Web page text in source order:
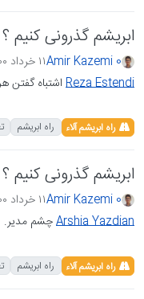
ابریشم گذرونی کنیم ؟
Amir Kazemi 0۱۱ خرداد ۱۴۰۰،‏ ۹:۳۵
Reza Estendi اشتباه گفتن
راه ابریشم آلاء راه ابریشم
ابریشم گذرونی کنیم ؟
Amir Kazemi 0۱۱ خرداد ۱۴۰۰،‏ ۹:۰۵
Arshia Yazdianچشم مدیر.
راه ابریشم آلاء راه ابریشم